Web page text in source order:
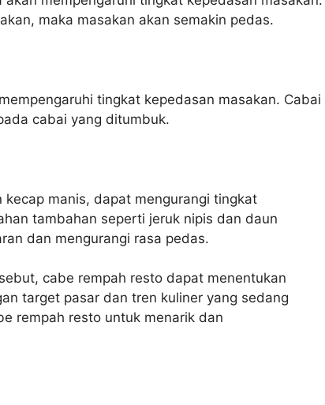
maka masakan akan semakin pedas.
tingkat kepedasan masakan. Cabai
cabai yang ditumbuk.
manis, dapat mengurangi tingkat
tambahan seperti jeruk nipis dan daun
dan mengurangi rasa pedas.
cabe rempah resto dapat menentukan
target pasar dan tren kuliner yang sedang
rempah resto untuk menarik dan